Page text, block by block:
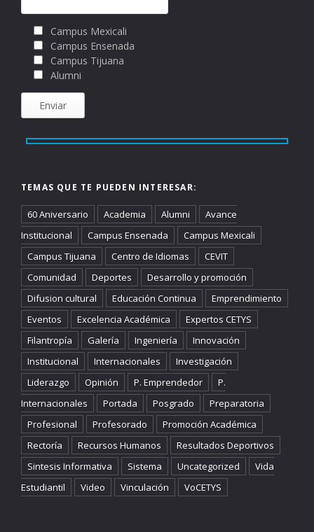
Campus Mexicali
Campus Ensenada
Campus Tijuana
Alumni
TEMAS QUE TE PUEDEN INTERESAR:
60 Aniversario Academia Alumni
Avance
Institucional
Campus Ensenada
Campus Mexicali
Campus Tijuana
Centro de Idiomas
CEVIT
Comunidad
Deportes
Desarrollo y promoción
Difusion cultural
Educación Continua
Emprendimiento
Eventos
Excelencia Académica
Expertos CETYS
Filantropía
Galería Ingeniería
Innovación
Institucional
Internacionales
Investigación
Liderazgo
Opinión P. Emprendedor
P.
Internacionales
Portada Posgrado
Preparatoria
Profesional
Profesorado
Promoción Académica
Rectoría
Recursos Humanos
Resultados Deportivos
Sintesis Informativa
Sistema Uncategorized
Vida
Estudiantil
Video Vinculación VoCETYS